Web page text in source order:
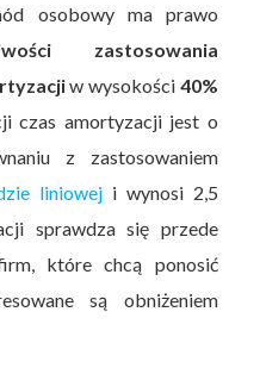
osobowy ma prawo
zastosowania
w wysokości 40%
czas amortyzacji jest o
z zastosowaniem
linioweji wynosi 2,5
sprawdza się przede
które chcą ponosić
są obniżeniem